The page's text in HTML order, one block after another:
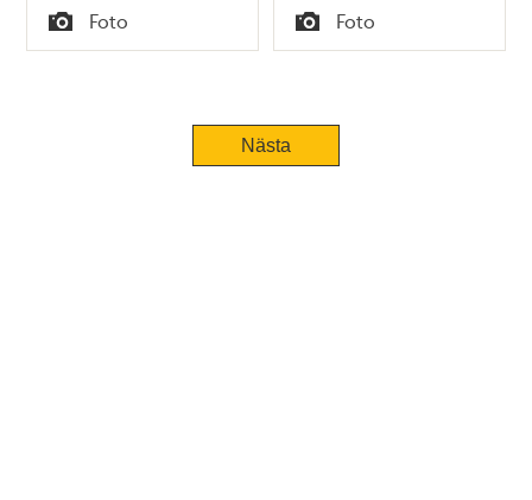
Tid
Typ
Foto Tid
Typ
Foto
Nästa